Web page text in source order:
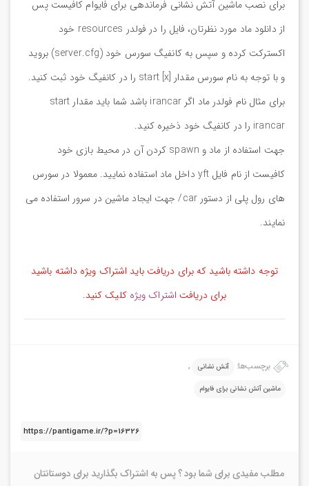
برای نصب ماشین آتش نشانی فرماندهی برای فایوام کافیست پس
از دانلود ماد مورد نظرتان، فایل را در فولدر resources خود
اکسترکت کرده و سپس به کانفیگ سورس خود (server.cfg) بروید
و با توجه به نام سورس مقدار start [x] را در کانفیگ خود ثبت کنید.
برای مثال نام فولدر ماد اگر irancar باشد شما باید مقدار start
irancar را در کانفیگ خود ذخیره کنید.
جهت استفاده از ماد و spawn کردن آن در محیط بازی خود
کافیست از نام فایل yft داخل ماد استفاده نمایید. معمولا در سورس
های رول پلی از دستور car/ جهت ایجاد ماشین در سرور استفاده می
نمایند.
توجه داشته باشید که برای دریافت باید اشتراک ویژه داشته باشید
برای دریافت اشتراک ویژه کلیک کنید.
برچسب‌ها: آتش نشانی ,
ماشین آتش نشانی برای فایوام
مطلب مفیدی برای شما بود ؟ پس به اشتراک بگذارید برای دوستانتان